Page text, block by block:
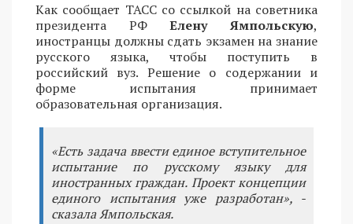
Как сообщает ТАСС со ссылкой на советника
президента РФЕлену Ямпольскую,
иностранцы должны сдать экзамен на знание
русского языка, чтобы поступить в
российский вуз. Решение о содержании и
форме испытания принимает
образовательная организация.
«Есть задача ввести единое вступительное
испытание по русскому языку для
иностранных граждан. Проект концепции
единого испытания уже разработан», -
сказала Ямпольская.